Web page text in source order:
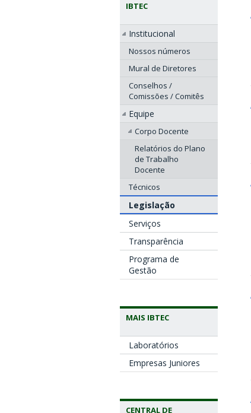
IBTEC
Institucional
Nossos números
Mural de Diretores
Conselhos /
Comissões / Comitês
Equipe
Corpo Docente
Relatórios do Plano
de Trabalho
Docente
Técnicos
Legislação
Serviços
Transparência
Programa de
Gestão
MAIS IBTEC
Laboratórios
Empresas Juniores
CENTRAL DE